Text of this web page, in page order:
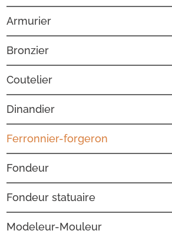
Armurier
Bronzier
Coutelier
Dinandier
Ferronnier-forgeron
Fondeur
Fondeur statuaire
Modeleur-Mouleur